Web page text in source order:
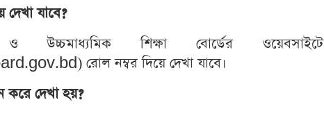
দেখা যাবে?
উচ্চমাধ্যমিক শিক্ষা বোর্ডের ওয়েবসাইটে
রোল নম্বর দিয়ে দেখা যাবে।
করে দেখা হয়?